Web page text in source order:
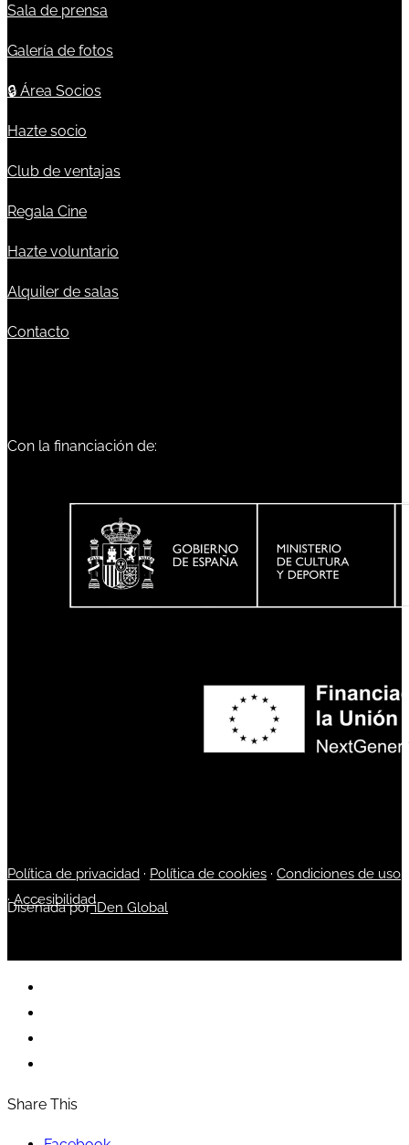
Sala de prensa
Galería de fotos
🔒 Área Socios
Hazte socio
Club de ventajas
Regala Cine
Hazte voluntario
Alquiler de salas
Contacto
Con la financiación de:
Política de privacidad · Política de cookies · Condiciones de uso
·Accesibilidad
Diseñada poriDen Global
Share This